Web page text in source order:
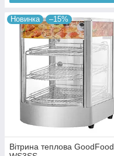
Новинка –15%
Вітрина теплова GoodFood